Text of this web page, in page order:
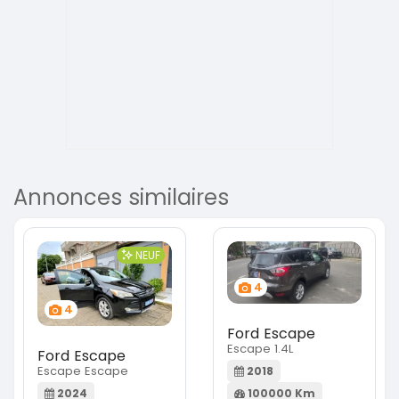
Annonces similaires
4
NEUF
Ford Escape
Escape Escape
2024
4
Ford Escape
Escape 1.4L
2018
100000 Km